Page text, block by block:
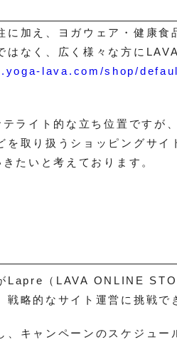
加え、ヨガウェア・健康食
なく、広く様々な方に
lava.com/shop/
ライト的な立ち位置ですが
取り扱うショッピングサイ
たいと考えております。
Lapre（LAVA ONLINE
略的なサイト運営に挑戦で
キャンペーンのスケジュー